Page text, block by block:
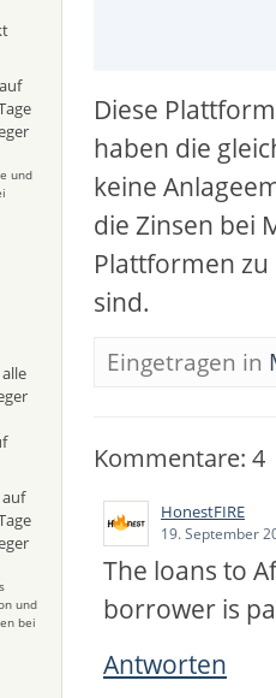
Diese
haben die
keine
die Zinsen bei
Plattformen
sind.
Eingetragen in
Kommentare: 4
HonestFIRE
19. September
The loans to
borrower is
Antworten
auf
und
auf
und
bei